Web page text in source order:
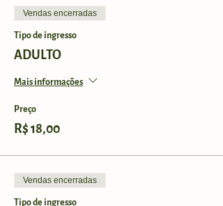
Vendas encerradas
Tipo de ingresso
ADULTO
Mais informações
Preço
R$ 18,00
Vendas encerradas
Tipo de ingresso